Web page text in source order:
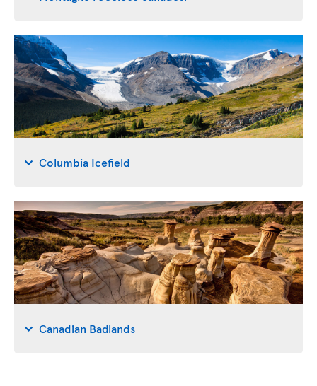
Columbia Icefield
Canadian Badlands